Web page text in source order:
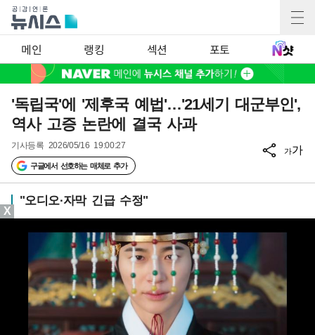
메인 랭킹 섹션 포토
'독립국'에 '제후국 예법'…'21세기 대군부인',
역사 고증 논란에 결국 사과
기사등록 2026/05/16 19:00:27
구글에서 선호하는 매체로 추가
가가
"오디오·자막 긴급 수정"
X